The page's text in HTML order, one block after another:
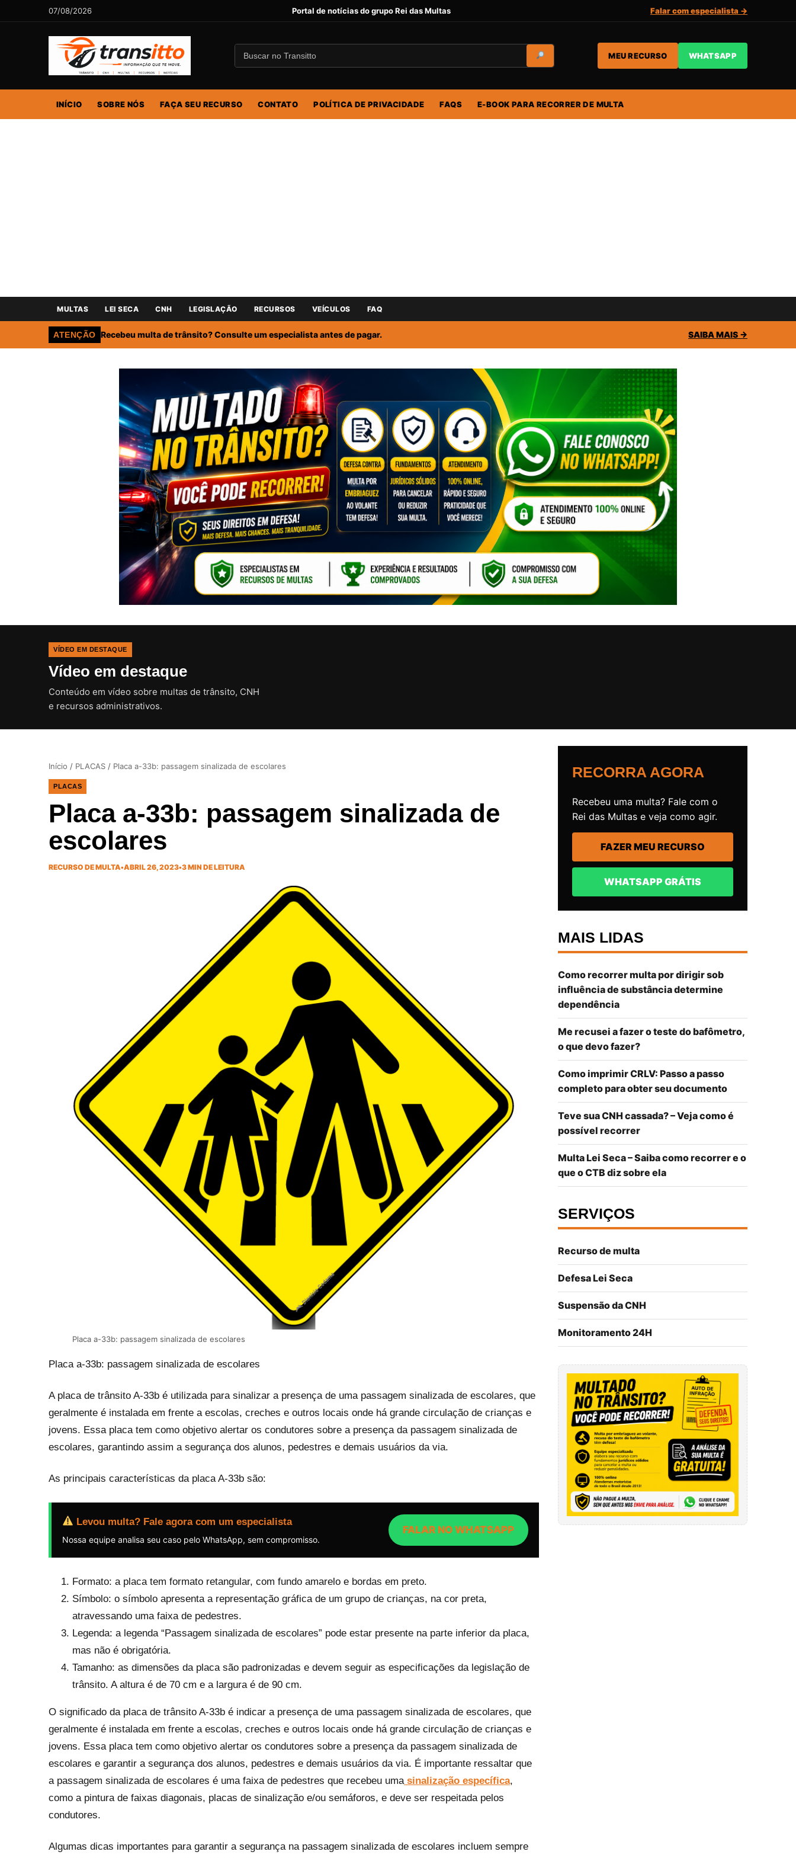
07/08/2026 Portal de notícias do grupo Rei das Multas Falar com especialista →
MEU RECURSO WHATSAPP
INÍCIO SOBRE NÓS FAÇA SEU RECURSO CONTATO POLÍTICA DE PRIVACIDADE FAQS E-BOOK PARA RECORRER DE MULTA
MULTAS LEI SECA CNH LEGISLAÇÃO RECURSOS VEÍCULOS FAQ
ATENÇÃO Recebeu multa de trânsito? Consulte um especialista antes de pagar. SAIBA MAIS →
VÍDEO EM DESTAQUE
Vídeo em destaque
Conteúdo em vídeo sobre multas de trânsito, CNH
e recursos administrativos.
Início / PLACAS / Placa a-33b: passagem sinalizada de escolares
PLACAS
Placa a-33b: passagem sinalizada de
escolares
RECURSO DE MULTA•ABRIL 26, 2023•3 MIN DE LEITURA
Placa a-33b: passagem sinalizada de escolares
Placa a-33b: passagem sinalizada de escolares
A placa de trânsito A-33b é utilizada para sinalizar a presença de uma passagem sinalizada de escolares, que
geralmente é instalada em frente a escolas, creches e outros locais onde há grande circulação de crianças e
jovens. Essa placa tem como objetivo alertar os condutores sobre a presença da passagem sinalizada de
escolares, garantindo assim a segurança dos alunos, pedestres e demais usuários da via.
As principais características da placa A-33b são:
Levou multa? Fale agora com um especialista
Nossa equipe analisa seu caso pelo WhatsApp, sem compromisso.
FALAR NO WHATSAPP
Formato: a placa tem formato retangular, com fundo amarelo e bordas em preto.
Símbolo: o símbolo apresenta a representação gráfica de um grupo de crianças, na cor preta,
atravessando uma faixa de pedestres.
Legenda: a legenda “Passagem sinalizada de escolares” pode estar presente na parte inferior da placa,
mas não é obrigatória.
Tamanho: as dimensões da placa são padronizadas e devem seguir as especificações da legislação de
trânsito. A altura é de 70 cm e a largura é de 90 cm.
O significado da placa de trânsito A-33b é indicar a presença de uma passagem sinalizada de escolares, que
geralmente é instalada em frente a escolas, creches e outros locais onde há grande circulação de crianças e
jovens. Essa placa tem como objetivo alertar os condutores sobre a presença da passagem sinalizada de
escolares e garantir a segurança dos alunos, pedestres e demais usuários da via. É importante ressaltar que
a passagem sinalizada de escolares é uma faixa de pedestres que recebeu uma sinalização específica,
como a pintura de faixas diagonais, placas de sinalização e/ou semáforos, e deve ser respeitada pelos
condutores.
Algumas dicas importantes para garantir a segurança na passagem sinalizada de escolares incluem sempre
RECORRA AGORA
Recebeu uma multa? Fale com o
Rei das Multas e veja como agir.
FAZER MEU RECURSO
WHATSAPP GRÁTIS
MAIS LIDAS
Como recorrer multa por dirigir sob
influência de substância determine
dependência
Me recusei a fazer o teste do bafômetro,
o que devo fazer?
Como imprimir CRLV: Passo a passo
completo para obter seu documento
Teve sua CNH cassada? – Veja como é
possível recorrer
Multa Lei Seca – Saiba como recorrer e o
que o CTB diz sobre ela
SERVIÇOS
Recurso de multa
Defesa Lei Seca
Suspensão da CNH
Monitoramento 24H